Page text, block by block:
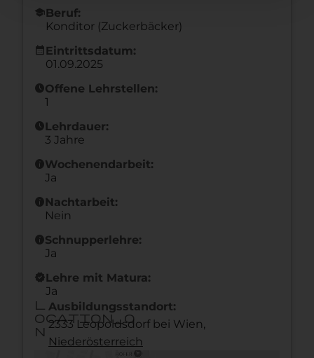
schoolBeruf:
Konditor (Zuckerbäcker)
calendar_month Eintrittsdatum:
01.09.2025
scheduleOffene Lehrstellen:
1
scheduleLehrdauer:
3 Jahre
infoWochenendarbeit:
Ja
infoNachtarbeit:
Nein
infoSchnupperlehre:
Ja
new_releasesLehre mit Matura:
Ja
l
ocation_o
n
Ausbildungsstandort:
2333 Leopoldsdorf bei Wien,
Nieder­österreich